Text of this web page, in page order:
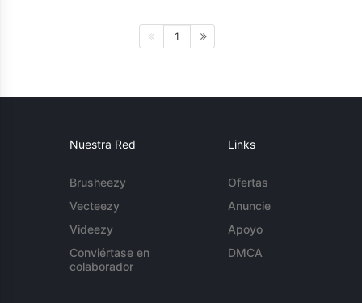
1
Nuestra Red
Brusheezy
Vecteezy
Videezy
Conviértase en
colaborador
Links
Ofertas
Anuncie
Apoyo
DMCA